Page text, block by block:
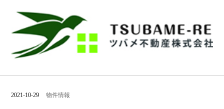
2021-10-29 物件情報